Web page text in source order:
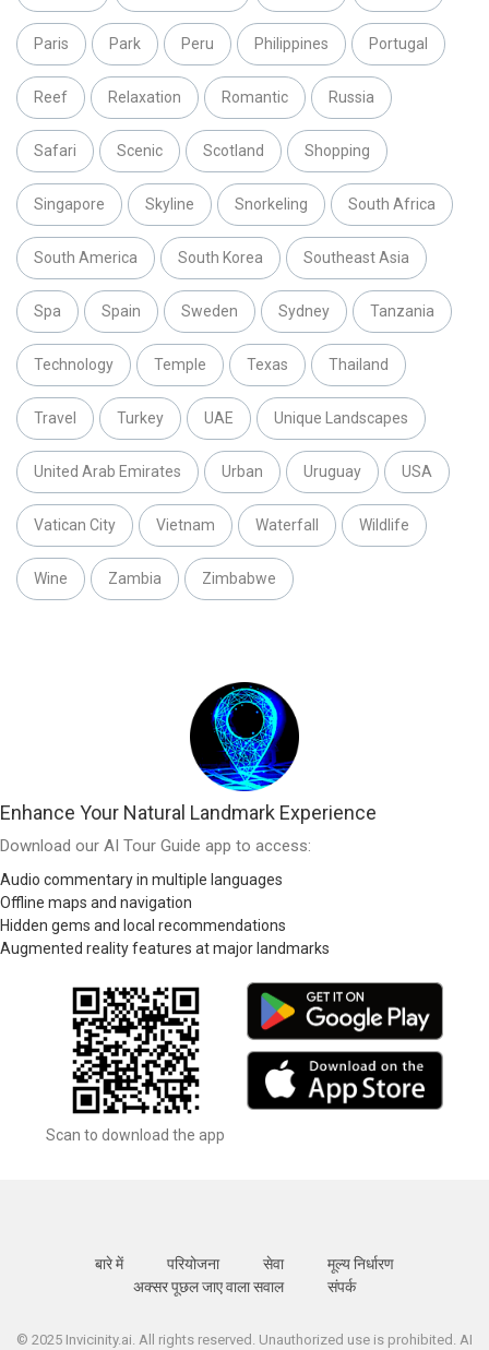
Paris Park Peru Philippines Portugal
Reef Relaxation Romantic Russia
Safari Scenic Scotland Shopping
Singapore Skyline Snorkeling South Africa
South America South Korea Southeast Asia
Spa Spain Sweden Sydney Tanzania
Technology Temple Texas Thailand
Travel Turkey UAE Unique Landscapes
United Arab Emirates Urban Uruguay USA
Vatican City Vietnam Waterfall Wildlife
Wine Zambia Zimbabwe
Enhance Your Natural Landmark Experience
Download our AI Tour Guide app to access:
Audio commentary in multiple languages
Offline maps and navigation
Hidden gems and local recommendations
Augmented reality features at major landmarks
Scan to download the app
बारे में परियोजना सेवा
मूल्य निर्धारण
अक्सर पूछल जाए वाला सवाल
संपर्क
© 2025 Invicinity.ai. All rights reserved. Unauthorized use is prohibited. AI